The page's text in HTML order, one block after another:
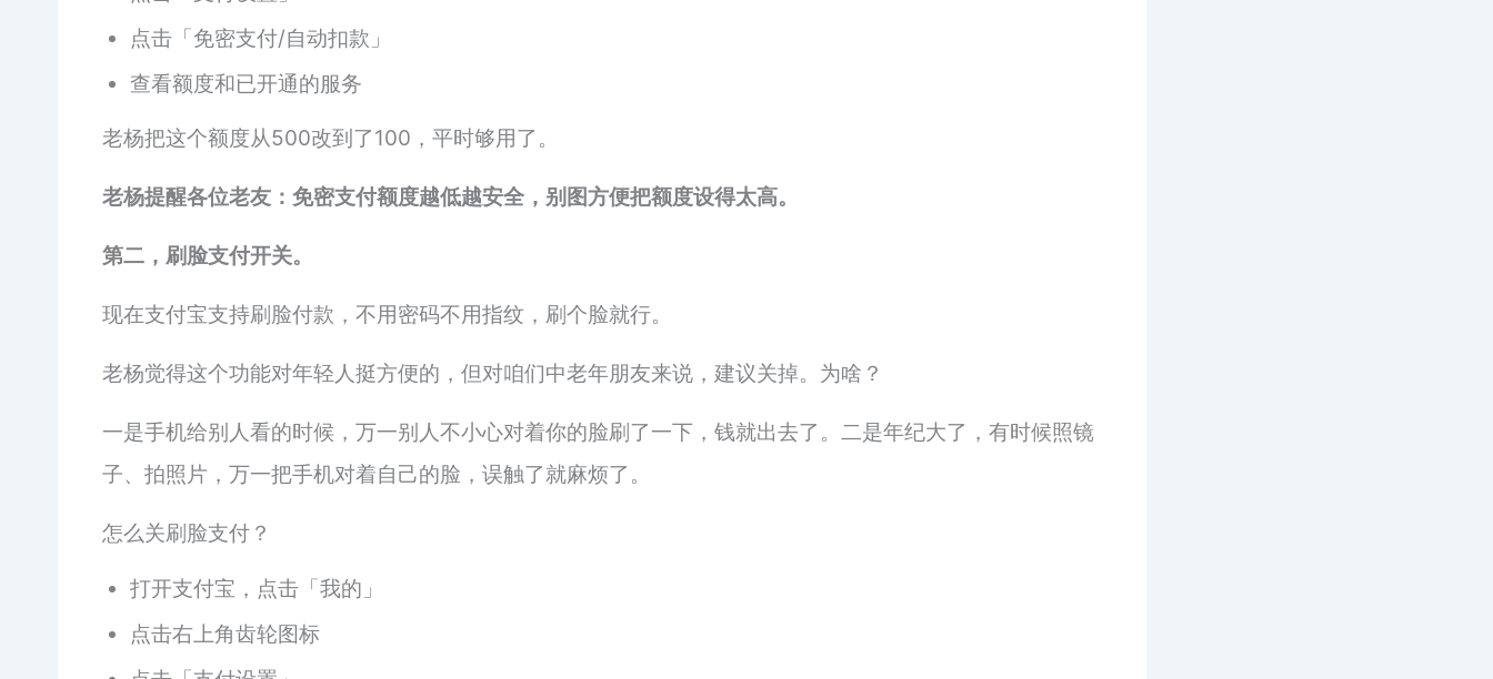
点击「免密支付/自动扣款」
查看额度和已开通的服务
老杨把这个额度从500改到了100，平时够用了。
老杨提醒各位老友：免密支付额度越低越安全，别图方便把额度设得太高。
第二，刷脸支付开关。
现在支付宝支持刷脸付款，不用密码不用指纹，刷个脸就行。
老杨觉得这个功能对年轻人挺方便的，但对咱们中老年朋友来说，建议关掉。为啥？
一是手机给别人看的时候，万一别人不小心对着你的脸刷了一下，钱就出去了。二是年纪大了，有时候照镜
子、拍照片，万一把手机对着自己的脸，误触了就麻烦了。
怎么关刷脸支付？
打开支付宝，点击「我的」
点击右上角齿轮图标